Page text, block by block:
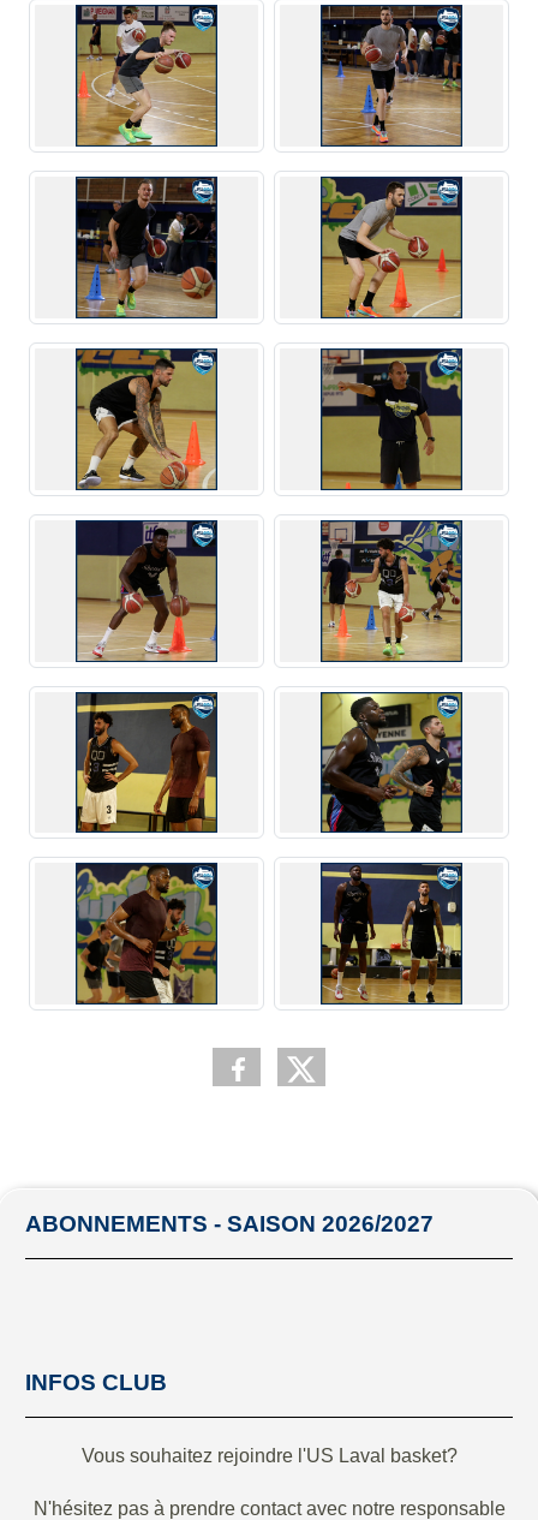
ABONNEMENTS - SAISON 2026/2027
INFOS CLUB
Vous souhaitez rejoindre l'US Laval basket?
N'hésitez pas à prendre contact avec notre responsable